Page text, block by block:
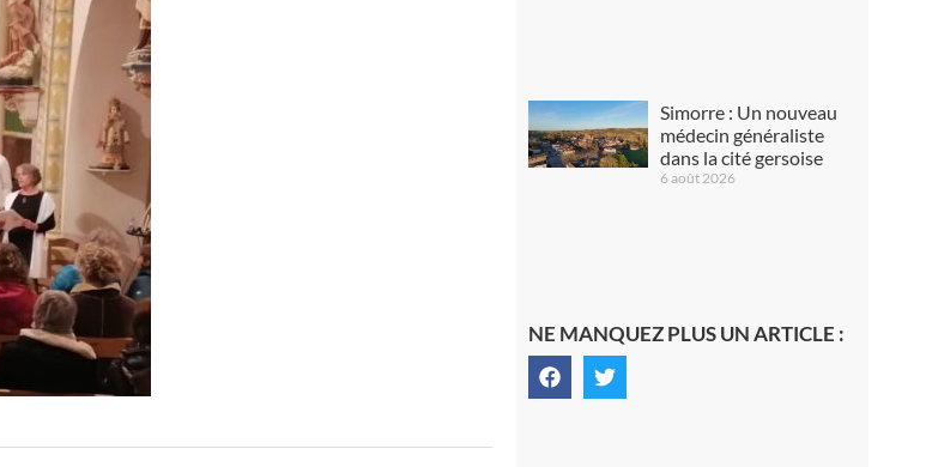
Simorre : Un nouveau
médecin généraliste
dans la cité gersoise
6 août 2026
NE MANQUEZ PLUS UN ARTICLE :